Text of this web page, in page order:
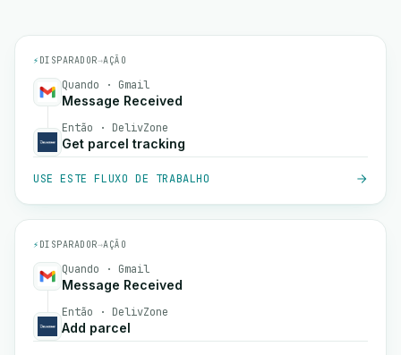
⚡ DISPARADOR→AÇÃO
Quando · Gmail
Message Received
Então · DelivZone
Get parcel tracking
USE ESTE FLUXO DE TRABALHO
⚡ DISPARADOR→AÇÃO
Quando · Gmail
Message Received
Então · DelivZone
Add parcel